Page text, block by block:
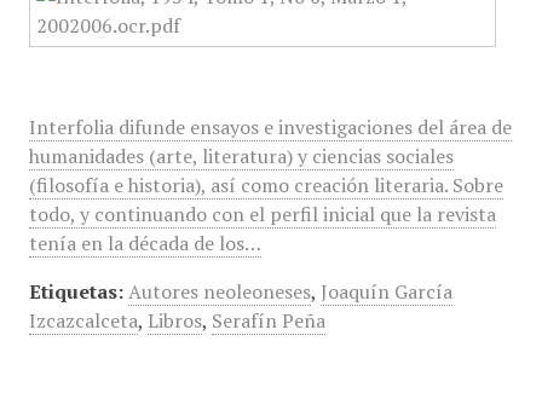
Interfolia difunde ensayos e investigaciones del área de
humanidades (arte, literatura) y ciencias sociales
(filosofía e historia), así como creación literaria. Sobre
todo, y continuando con el perfil inicial que la revista
tenía en la década de los…
Etiquetas: Autores neoleoneses, Joaquín García
Izcazcalceta, Libros, Serafín Peña